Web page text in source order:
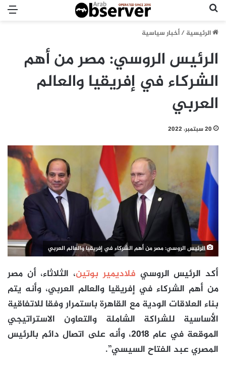
الرئيسية/أخبار سياسية
الرئيس الروسي: مصر من أهم
الشركاء في إفريقيا والعالم
العربي
20 سبتمبر، 2022
الرئيس الروسي: مصر من أهم الشركاء في إفريقيا والعالم العربي
أكد الرئيس الروسي فلاديمير بوتين، الثلاثاء، أن مصر
من أهم الشركاء في إفريقيا والعالم العربي، وأنه يتم
بناء العلاقات الودية مع القاهرة باستمرار وفقا للاتفاقية
الأساسية للشراكة الشاملة والتعاون الاستراتيجي
الموقعة في عام 2018، وأنه على اتصال دائم بالرئيس
المصري عبد الفتاح السيسي”.